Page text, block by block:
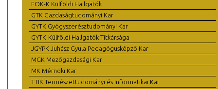
FOK-K Külföldi Hallgatók
GTK Gazdaságtudományi Kar
GYTK Gyógyszerésztudományi Kar
GYTK-Külföldi Hallgatók Titkársága
JGYPK Juhász Gyula Pedagógusképző Kar
MGK Mezőgazdasági Kar
MK Mérnöki Kar
TTIK Természettudományi és Informatikai Kar